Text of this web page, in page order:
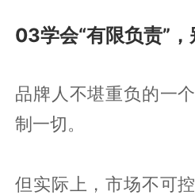
03学会“有限负责”
品牌人不堪重负的一
制一切。
但实际上，市场不可